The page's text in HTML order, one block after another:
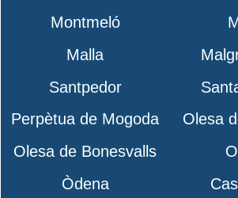
Montmeló
Malla
Santpedor
Perpètua de Mogoda
Olesa
Olesa de Bonesvalls
Òdena